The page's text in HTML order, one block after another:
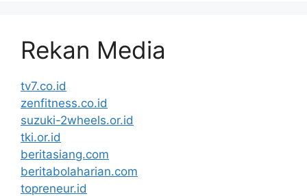
Rekan Media
tv7.co.id
zenfitness.co.id
suzuki-2wheels.or.id
tki.or.id
beritasiang.com
beritabolaharian.com
topreneur.id